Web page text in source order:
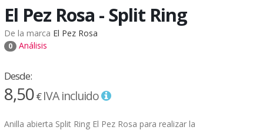
El Pez Rosa - Split Ring
De la marca El Pez Rosa
0 Análisis
Desde:
8,50€IVA incluido
Anilla abierta Split Ring El Pez Rosa para realizar la